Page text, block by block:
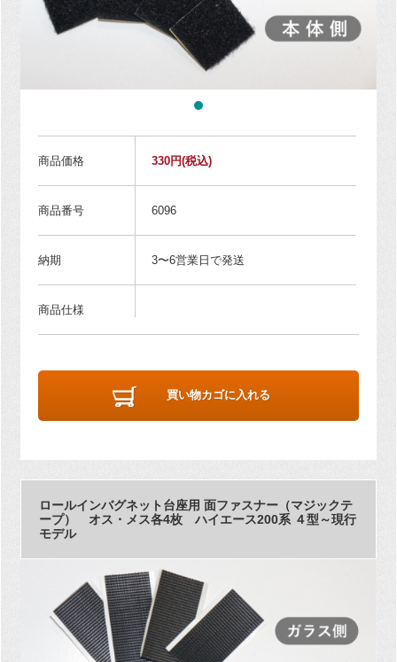
商品価格 330円(税込)
商品番号 6096
納期 3〜6営業日で発送
商品仕様
買い物カゴに入れる
ロールインバグネット台座用 面ファスナー（マジックテ
ープ） オス・メス各4枚 ハイエース200系 ４型～現行
モデル